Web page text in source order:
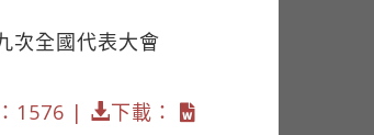
次全國代表大會
1576 | 下載：